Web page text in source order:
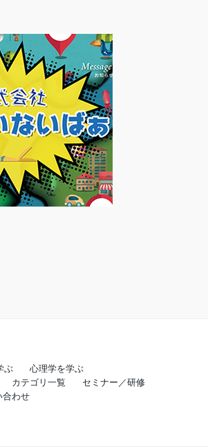
ぶ
心理学を学ぶ
カテゴリ一覧
セミナー／研修
合わせ